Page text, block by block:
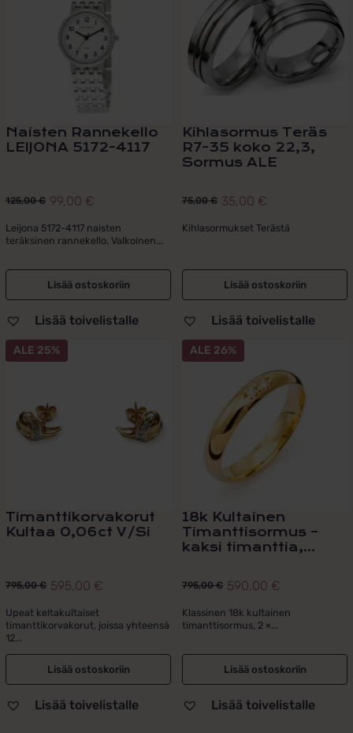
Naisten Rannekello
LEIJONA 5172-4117
125,00€
Alkuperäinen
hinta
oli:
125,00 €.
99,00 €
Nykyinen
hinta
on:
99,00 €.
Leijona 5172-4117 naisten
teräksinen rannekello. Valkoinen...
Lisää ostoskoriin
Lisää toivelistalle
Kihlasormus Teräs
R7-35 koko 22,3,
Sormus ALE
75,00€
Alkuperäinen
hinta
75,00 €.
35,00 €
Nykyinen
hinta
35,00 €.
Kihlasormukset Terästä
Lisää ostoskoriin
Lisää toivelistalle
ALE 25%
Timanttikorvakorut
Kultaa 0,06ct V/Si
795,00€
Alkuperäinen
hinta
oli:
795,00 €.
595,00 €
Nykyinen
hinta
on:
595,00 €.
Upeat keltakultaiset
timanttikorvakorut, joissa yhteensä
12...
Lisää ostoskoriin
Lisää toivelistalle
ALE 26%
18k Kultainen
Timanttisormus –
kaksi timanttia,...
795,00€
Alkuperäinen
hinta
oli:
795,00 €.
590,00 €
Nykyinen
hinta
on:
590,00 €.
Klassinen 18k kultainen
timanttisormus, 2 ×...
Lisää ostoskoriin
Lisää toivelistalle